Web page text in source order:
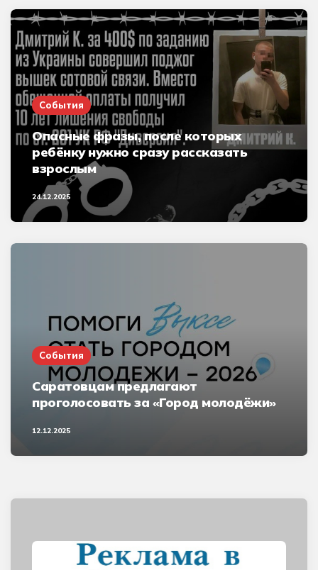
События
Опасные фразы, после которых
ребёнку нужно сразу рассказать
взрослым
24.12.2025
События
Саратовцам предлагают
проголосовать за «Город молодёжи»
12.12.2025